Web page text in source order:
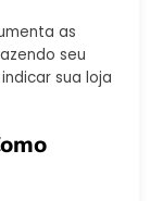
as
seu
sua loja